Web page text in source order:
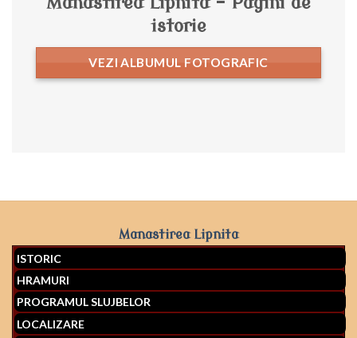
istorie
VEZI ALBUMUL FOTOGRAFIC
Manastirea Lipnita
ISTORIC
HRAMURI
PROGRAMUL SLUJBELOR
LOCALIZARE